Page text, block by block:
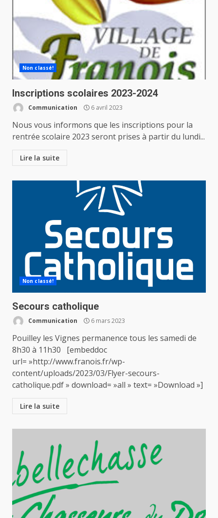
Non classé!
Inscriptions scolaires 2023-2024
Communication 6 avril 2023
Nous vous informons que les inscriptions pour la
rentrée scolaire 2023 seront prises à partir du lundi...
Lire la suite
Non classé!
Secours catholique
Communication 6 mars 2023
Pouilley les Vignes permanence tous les samedi de
8h30 à 11h30 [embeddoc
url= »http://www.franois.fr/wp-
content/uploads/2023/03/Flyer-secours-
catholique.pdf » download= »all » text= »Download »]
Lire la suite